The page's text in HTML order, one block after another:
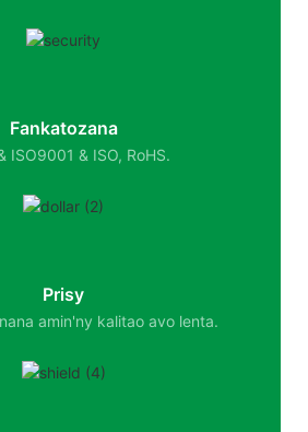
Fankatozana
ISO9001 & ISO, RoHS.
Prisy
amin'ny kalitao avo lenta.